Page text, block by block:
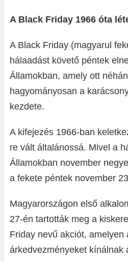
A Black Friday 1966 óta
A Black Friday (magyarul
hálaadást követő péntek
Államokban, amely ott
hagyományosan a
kezdete.
A kifejezés 1966-ban
re vált általánossá. Mivel a
Államokban november
a fekete péntek november
Magyarországon első
27-én tartották meg a
Friday nevű akciót, amelyen
árkedvezményeket kínálnak